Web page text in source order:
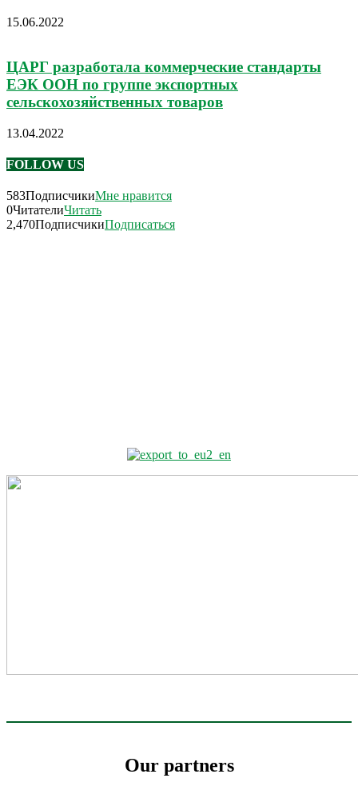
15.06.2022
ЦАРГ разработала коммерческие стандарты
ЕЭК ООН по группе экспортных
сельскохозяйственных товаров
13.04.2022
FOLLOW US
583ПодписчикиМне нравится
0ЧитателиЧитать
2,470ПодписчикиПодписаться
Our partners